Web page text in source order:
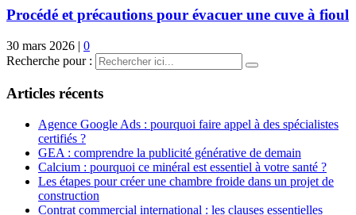
Procédé et précautions pour évacuer une cuve à fioul
30 mars 2026 | 0
Recherche pour :
Articles récents
Agence Google Ads : pourquoi faire appel à des spécialistes
certifiés ?
GEA : comprendre la publicité générative de demain
Calcium : pourquoi ce minéral est essentiel à votre santé ?
Les étapes pour créer une chambre froide dans un projet de
construction
Contrat commercial international : les clauses essentielles